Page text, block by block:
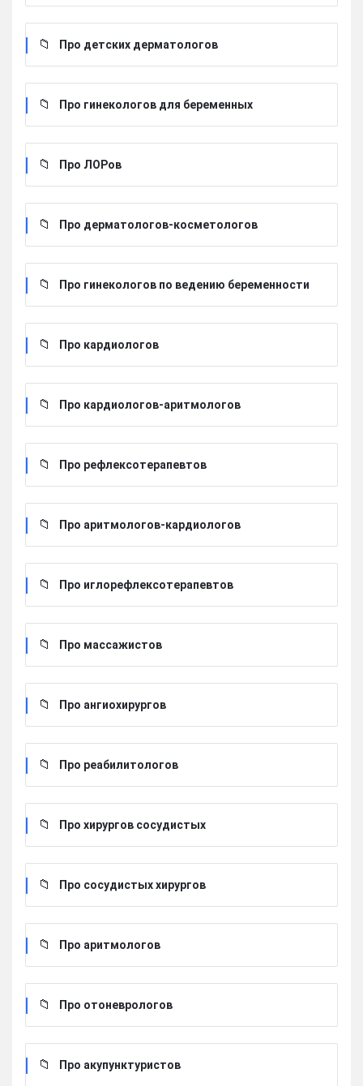
Про детских дерматологов
Про гинекологов для беременных
Про ЛОРов
Про дерматологов-косметологов
Про гинекологов по ведению беременности
Про кардиологов
Про кардиологов-аритмологов
Про рефлексотерапевтов
Про аритмологов-кардиологов
Про иглорефлексотерапевтов
Про массажистов
Про ангиохирургов
Про реабилитологов
Про хирургов сосудистых
Про сосудистых хирургов
Про аритмологов
Про отоневрологов
Про акупунктуристов